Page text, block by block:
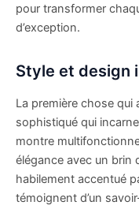
pour transformer
d’exception.
Style et design
La première chose qui
sophistiqué qui
montre
élégance avec un brin
habilement accentué
témoignent d’un